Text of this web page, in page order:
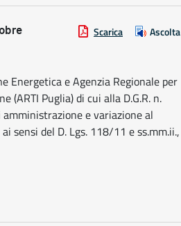
Scarica Ascolta
Energetica e Agenzia Regionale per
(ARTI Puglia) di cui alla D.G.R. n.
e variazione al
sensi del D. Lgs. 118/11 e ss.mm.ii.,